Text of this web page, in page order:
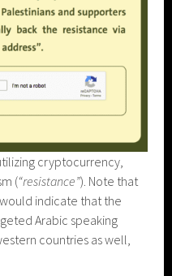
cryptocurrency,
(“resistance”). Note that
indicate that the
Arabic speaking
countries as well,